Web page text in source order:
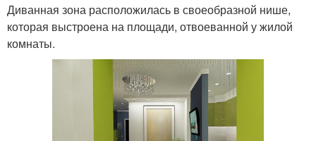
Диванная зона расположилась в своеобразной нише,
которая выстроена на площади, отвоеванной у жилой
комнаты.